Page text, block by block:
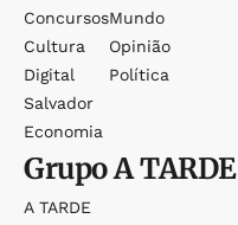
Concursos
Cultura
Digital
Salvador
Economia
Mundo
Opinião
Política
GrupoA TARDE
A TARDE